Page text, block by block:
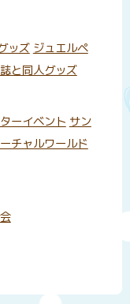
ッズ ジュエルペ
と同人グッズ
ーイベント サン
チャルワールド